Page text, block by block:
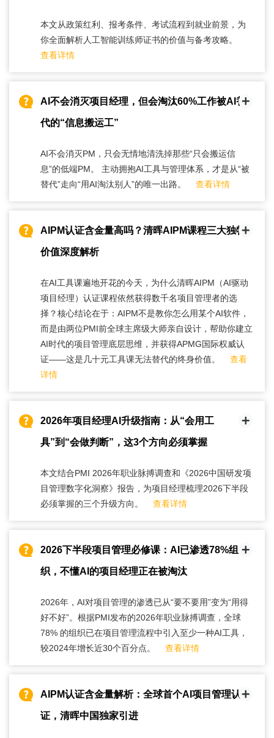
本文从政策红利、报考条件、考试流程到就业前景，为
你全面解析人工智能训练师证书的价值与备考攻略。
查看详情
AI不会消灭项目经理，但会淘汰60%工作被AI替
代的“信息搬运工”
AI不会消灭PM，只会无情地清洗掉那些“只会搬运信
息”的低端PM。 主动拥抱AI工具与管理体系，才是从“被
替代”走向“用AI淘汰别人”的唯一出路。 查看详情
AIPM认证含金量高吗？清晖AIPM课程三大独特
价值深度解析
在AI工具课遍地开花的今天，为什么清晖AIPM（AI驱动
项目经理）认证课程依然获得数千名项目管理者的选
择？核心结论在于：AIPM不是教你怎么用某个AI软件，
而是由两位PMI前全球主席级大师亲自设计，帮助你建立
AI时代的项目管理底层思维，并获得APMG国际权威认
证——这是几十元工具课无法替代的终身价值。 查看
详情
2026年项目经理AI升级指南：从“会用工
具”到“会做判断”，这3个方向必须掌握
本文结合PMI 2026年职业脉搏调查和《2026中国研发项
目管理数字化洞察》报告，为项目经理梳理2026下半段
必须掌握的三个升级方向。 查看详情
2026下半段项目管理必修课：AI已渗透78%组
织，不懂AI的项目经理正在被淘汰
2026年，AI对项目管理的渗透已从“要不要用”变为“用得
好不好”。根据PMI发布的2026年职业脉搏调查，全球
78% 的组织已在项目管理流程中引入至少一种AI工具，
较2024年增长近30个百分点。 查看详情
AIPM认证含金量解析：全球首个AI项目管理认
证，清晖中国独家引进